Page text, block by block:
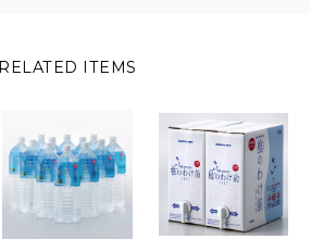
RELATED ITEMS